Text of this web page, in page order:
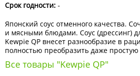
Срок годности: -
Японский соус отменного качества.
и мясными блюдами. Соус (дрессинг)
Kewpie QP внесет разнообразие в
полностью преобразить даже простую
Все товары "Kewpie QP"